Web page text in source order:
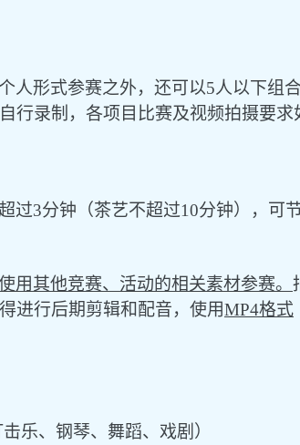
人形式参赛之外，还可以5人以下组
行录制，各项目比赛及视频拍摄要求
过3分钟（茶艺不超过10分钟），
可
用其他竞赛、活动的相关素材参赛。
进行后期剪辑和配音，使用MP4格式
乐、钢琴、舞蹈、戏剧）